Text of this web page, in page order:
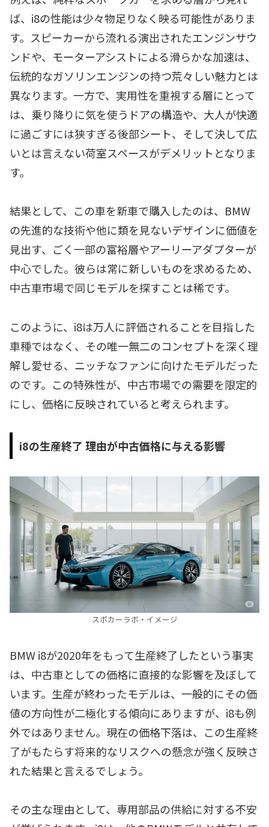
ば、i8の性能は少々物足りなく映る可能性がありま
す。スピーカーから流れる演出されたエンジンサウ
ンドや、モーターアシストによる滑らかな加速は、
伝統的なガソリンエンジンの持つ荒々しい魅力とは
異なります。一方で、実用性を重視する層にとって
は、乗り降りに気を使うドアの構造や、大人が快適
に過ごすには狭すぎる後部シート、そして決して広
いとは言えない荷室スペースがデメリットとなりま
す。
結果として、この車を新車で購入したのは、BMW
の先進的な技術や他に類を見ないデザインに価値を
見出す、ごく一部の富裕層やアーリーアダプターが
中心でした。彼らは常に新しいものを求めるため、
中古車市場で同じモデルを探すことは稀です。
このように、i8は万人に評価されることを目指した
車種ではなく、その唯一無二のコンセプトを深く理
解し愛せる、ニッチなファンに向けたモデルだった
のです。この特殊性が、中古市場での需要を限定的
にし、価格に反映されていると考えられます。
i8の生産終了 理由が中古価格に与える影響
スポカーラボ・イメージ
BMW i8が2020年をもって生産終了したという事実
は、中古車としての価格に直接的な影響を及ぼして
います。生産が終わったモデルは、一般的にその価
値の方向性が二極化する傾向にありますが、i8も例
外ではありません。現在の価格下落は、この生産終
了がもたらす将来的なリスクへの懸念が強く反映さ
れた結果と言えるでしょう。
その主な理由として、専用部品の供給に対する不安